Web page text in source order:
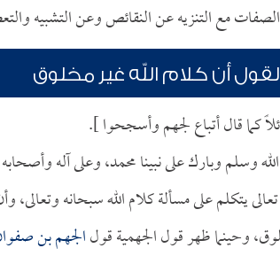
الصفات مع التنزيه عن النقائص وعن التشبيه
أن كلام الله غير مخلوق
كما قال أتباع لجهم وأسجحوا ].
وسلم وبارك على نبينا محمد، وعلى آله
يتكلم على مسألة كلام الله سبحانه
وحينما ظهر قول الجهمية قولالجهم بن